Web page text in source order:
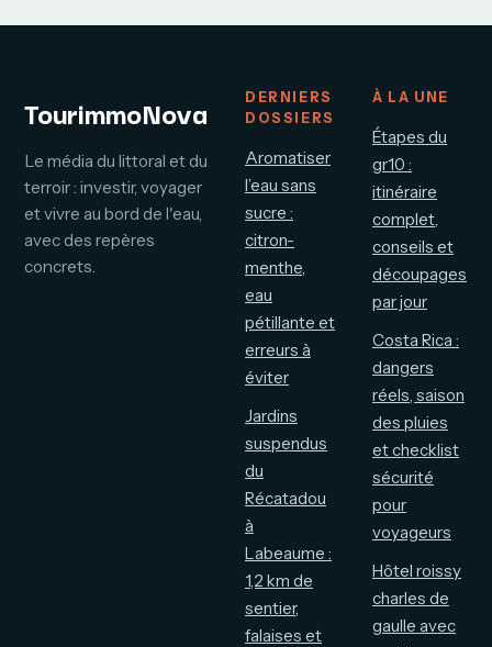
TourimmoNova
Le média du littoral et du
terroir : investir, voyager
et vivre au bord de l'eau,
avec des repères
concrets.
DERNIERS
DOSSIERS
Aromatiser
l’eau sans
sucre :
citron-
menthe,
eau
pétillante et
erreurs à
éviter
Jardins
suspendus
du
Récatadou
à
Labeaume :
1,2 km de
sentier,
falaises et
À LA UNE
Étapes du
gr10 :
itinéraire
complet,
conseils et
découpages
par jour
Costa Rica :
dangers
réels, saison
des pluies
et checklist
sécurité
pour
voyageurs
Hôtel roissy
charles de
gaulle avec